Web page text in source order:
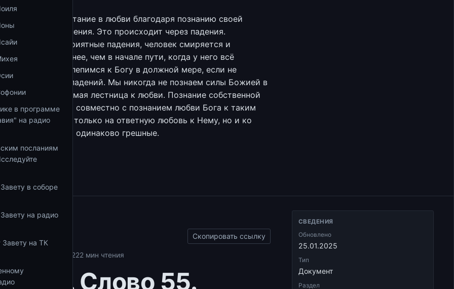
в программе
на радио
посланиям
в соборе
на радио
на ТК
ступень. Возрастание в любви благодаря познанию своей
самомнения. Это происходит через падения.
немощь и неприятные падения, человек смиряется и
Богу даже сильнее, чем в начале пути, когда у него всё
никогда не прилепимся к Богу в должной мере, если не
горький опыт падений. Мы никогда не познаем силы Божией в
Всё это — прямая лестница к любви. Познание собственной
слабости совместно с познанием любви Бога к таким
способными не только на ответную любовь к Нему, но и ко
что все мы одинаково грешные.
Скопировать ссылку
Сирину 02.04.20222 мин чтения
72. Слово 55.
СВЕДЕНИЯ
Обновлено
25.01.2025
Тип
Документ
Раздел